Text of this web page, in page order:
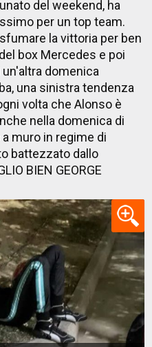
del weekend, ha
per un top team.
la vittoria per ben
box Mercedes e poi
domenica
una sinistra tendenza
volta che Alonso è
nella domenica di
muro in regime di
battezzato dallo
BIEN GEORGE